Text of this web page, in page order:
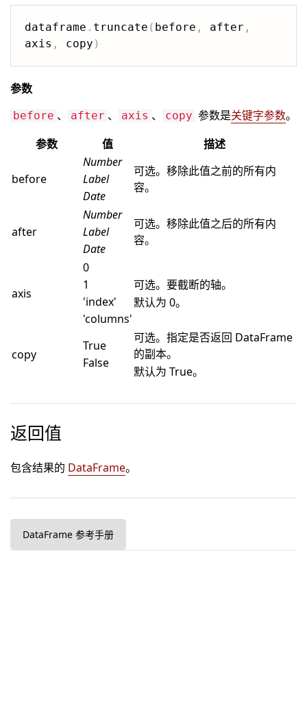
dataframe . truncate ( before , after ,
axis , copy )
参数
before 、 after 、 axis 、 copy 参数是关键字参数。
参数
值 描述
before
Number
Label
Date
可选。移除此值之前的所有内
容。
after
Number
Label
Date
可选。移除此值之后的所有内
容。
axis
0
1
'index'
'columns'
可选。要截断的轴。
默认为 0。
copy
True
False
可选。指定是否返回 DataFrame
的副本。
默认为 True。
返回值
包含结果的 DataFrame。
DataFrame 参考手册